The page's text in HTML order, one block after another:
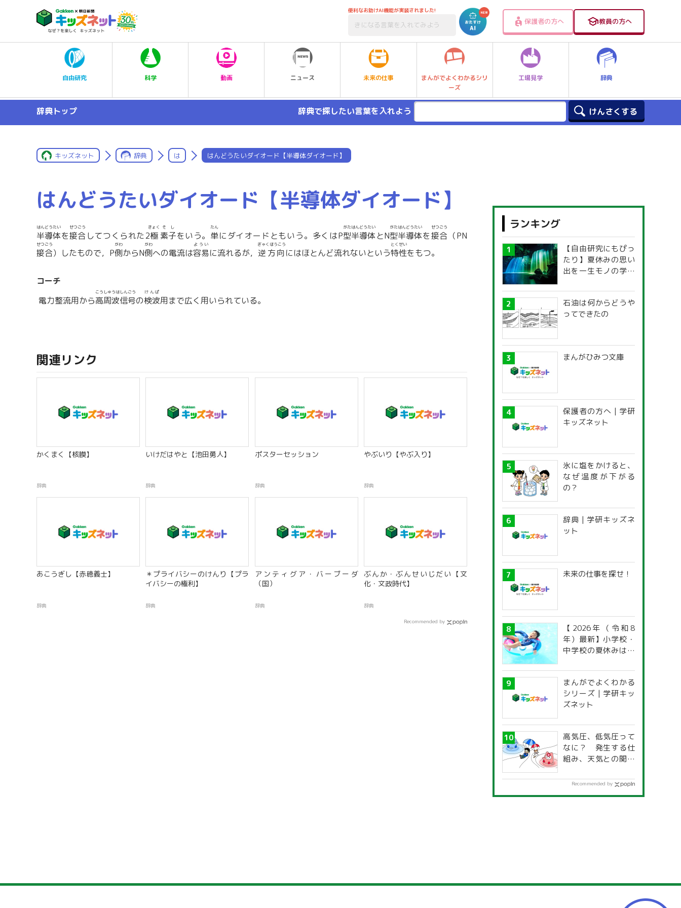
便利なお助けAI機能が実装されました!
保護者の方へ 教員の方へ
自由研究 科学 動画 ニュース 未来の仕事
まんがでよくわかるシリ
ーズ
工場見学 辞典
辞典トップ 辞典で探したい言葉を入れよう
キッズネット 辞典 は はんどうたいダイオード【半導体ダイオード】
はんどうたいダイオード【半導体ダイオード】
半導体
はんどうたい
を接合
せつごう
してつくられた2極
きょく
素子
そし
をいう。 単
たん
にダイオードともいう。多くはP型半導体
がたはんどうたい
とN型半導体
がたはんどうたい
を接合
せつごう
（PN
接合
せつごう
）したもので，P側
がわ
からN側
がわ
への電流は容易
ようい
に流れるが， 逆方向
ぎゃくほうこう
にはほとんど流れないという特性
とくせい
をもつ。
コーチ
電力整流用から高周波
こうしゅうは
信号
しんごう
の検波
けんぱ
用まで広く用いられている。
関連リンク
かくまく【核膜】
辞典
いけだはやと【池田勇人】
辞典
ポスターセッション
辞典
やぶいり【やぶ入り】
辞典
あこうぎし【赤穂義士】
辞典
＊プライバシーのけんり【プラ
イバシーの権利】
辞典
アンティグア・バーブーダ
（国）
辞典
ぶんか・ぶんせいじだい【文
化・文政時代】
辞典
Recommended by
ランキング
【自由研究にもぴっ
たり】夏休みの思い
出を一生モノの学び
探究ガイド
石油は何からどうや
ってできたの
まんがひみつ文庫
保護者の方へ | 学研
キッズネット
氷に塩をかけると、
なぜ温度が下がる
の？
辞典 | 学研キッズネ
ット
未来の仕事を探せ！
【2026年（令和8
年）最新】小学校・
中学校の夏休みはい
道府県別「夏季休暇
一覧」
まんがでよくわかる
シリーズ | 学研キッ
ズネット
高気圧、低気圧って
なに？ 発生する仕
組み、天気との関係
Recommended by